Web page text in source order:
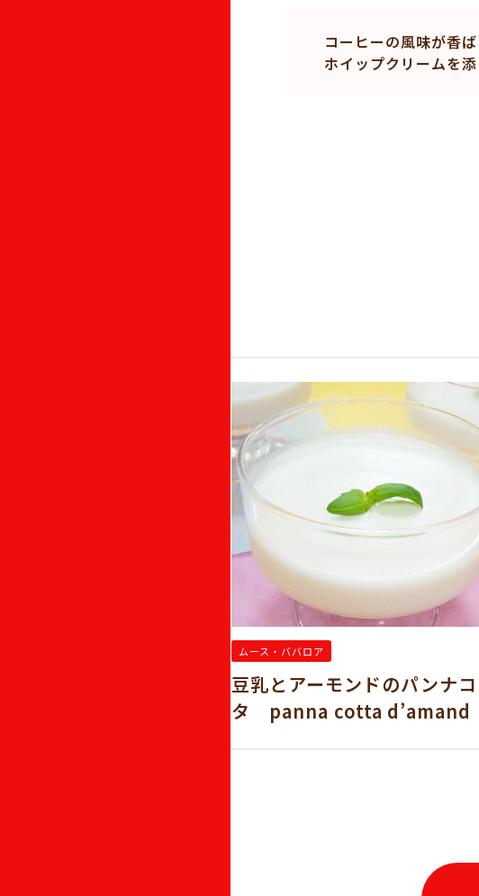
コーヒーの風味が香
ホイップクリームを
ムース・ババロア
豆乳とアーモンドのパンナコ
タ panna cotta d’amand